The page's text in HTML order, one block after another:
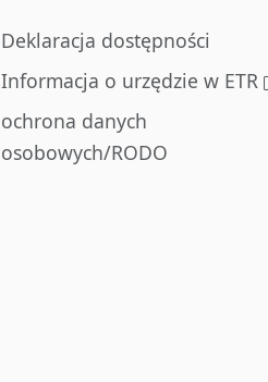
Deklaracja dostępności
Informacja o urzędzie w ETR
ochrona danych
osobowych/RODO